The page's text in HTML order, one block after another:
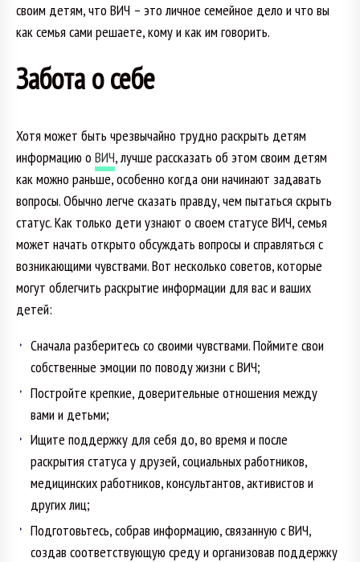
своим детям, что ВИЧ – это личное семейное дело и что вы
как семья сами решаете, кому и как им говорить.
Забота о себе
Хотя может быть чрезвычайно трудно раскрыть детям
информацию о ВИЧ, лучше рассказать об этом своим детям
как можно раньше, особенно когда они начинают задавать
вопросы. Обычно легче сказать правду, чем пытаться скрыть
статус. Как только дети узнают о своем статусе ВИЧ, семья
может начать открыто обсуждать вопросы и справляться с
возникающими чувствами. Вот несколько советов, которые
могут облегчить раскрытие информации для вас и ваших
детей:
Сначала разберитесь со своими чувствами. Поймите свои
собственные эмоции по поводу жизни с ВИЧ;
Постройте крепкие, доверительные отношения между
вами и детьми;
Ищите поддержку для себя до, во время и после
раскрытия статуса у друзей, социальных работников,
медицинских работников, консультантов, активистов и
других лиц;
Подготовьтесь, собрав информацию, связанную с ВИЧ,
создав соответствующую среду и организовав поддержку